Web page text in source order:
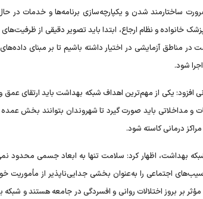
ساختارمند شدن و یکپارچه‌سازی برنامه‌ها و خدمات در حال
خانواده و نظام ارجاع، ابتدا باید تصویر دقیقی از
آزمایشی در اختیار داشته باشیم تا بر مبنای داده‌های
شود.
افزود: یکی از مهم‌ترین اهداف شبکه بهداشت باید ارتقای عمق
مداخلاتی باید صورت گیرد تا شهروندان بتوانند بخش عمده
درمانی کاسته شود.
بهداشت، اظهار کرد: سلامت تنها به ابعاد جسمی محدود
اجتماعی را به‌عنوان بخشی جدایی‌ناپذیر از مأموریت
بر بروز اختلالات روانی و افسردگی در جامعه هستند و